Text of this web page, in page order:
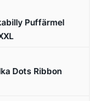
Puffärmel
Dots Ribbon